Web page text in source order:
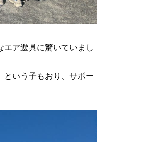
ア遊具に驚いていまし
という子もおり、サポー